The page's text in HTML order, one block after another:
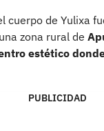
cuerpo de Yulixa
zona rural de
estético
PUBLICIDAD